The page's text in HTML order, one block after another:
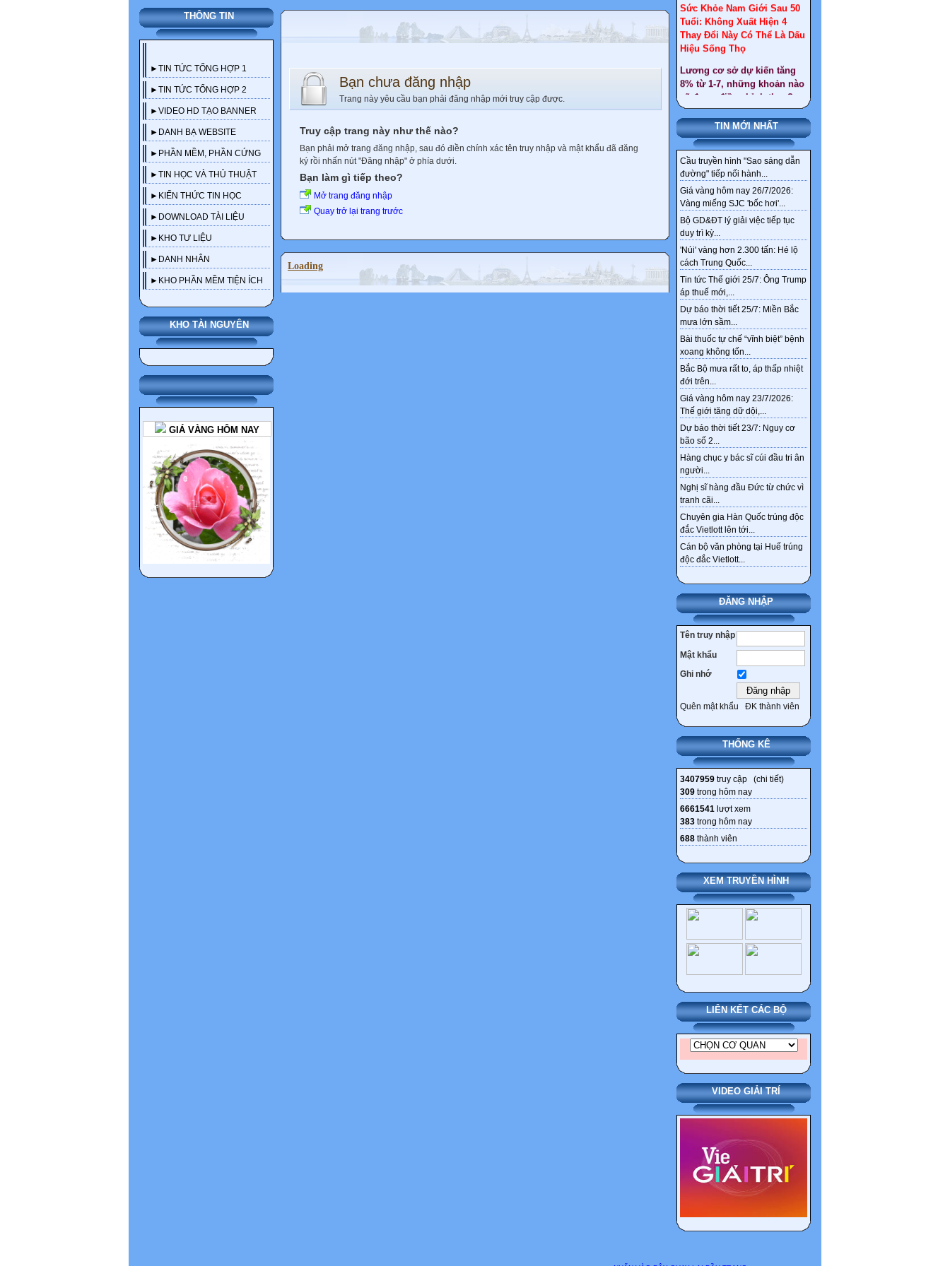
THÔNG TIN
►TIN TỨC TỔNG HỢP 1
►TIN TỨC TỔNG HỢP 2
►VIDEO HD TẠO BANNER
►DANH BẠ WEBSITE
►PHẦN MỀM, PHẦN CỨNG
►TIN HỌC VÀ THỦ THUẬT
►KIẾN THỨC TIN HỌC
►DOWNLOAD TÀI LIỆU
►KHO TƯ LIỆU
►DANH NHÂN
►KHO PHẦN MỀM TIỆN ÍCH
KHO TÀI NGUYÊN
GIÁ VÀNG HÔM NAY
Thay Đổi Này Có Thể Là Dấu
Hiệu Sống Thọ
Lương cơ sở dự kiến tăng
8% từ 1-7, những khoản nào
sẽ được điều chỉnh theo?
Công ty sản sản xuất chíp
lớn nhất thế giới muốn lập
cứ điểm tại Việt Nam
Giáo viên nghỉ hưu trước
tuổi : Điều kiện, quyền lợi
như thế nào ?
Gần 30 tấn vàng ở Tây Bắc
chỉ là một phần kho vàng
ngầm tại Việt Nam
Tổng hợp văn bản sát nhập
xã, huyện đến 2030
Chi tiết tên gọi 126 xã,
phường mới ở Hà Nội sau
sắp xếp
Sức khỏe, bài thuốc hay
Ngân hàng ‘khai tử’
nickname tài khoản từ 1/4
Thêm 4 nhóm được hưởng
chính sách nghỉ hưu trước
tuổi theo Nghị định 178
TIN MỚI NHẤT
Cầu truyền hình "Sao sáng dẫn
đường" tiếp nối hành...
Giá vàng hôm nay 26/7/2026:
Vàng miếng SJC 'bốc hơi'...
Bộ GD&ĐT lý giải việc tiếp tục
duy trì kỳ...
'Núi' vàng hơn 2.300 tấn: Hé lộ
cách Trung Quốc...
Tin tức Thế giới 25/7: Ông Trump
áp thuế mới,...
Dự báo thời tiết 25/7: Miền Bắc
mưa lớn sầm...
Bài thuốc tự chế “vĩnh biệt” bệnh
xoang không tốn...
Bắc Bộ mưa rất to, áp thấp nhiệt
đới trên...
Giá vàng hôm nay 23/7/2026:
Thế giới tăng dữ dội,...
Dự báo thời tiết 23/7: Nguy cơ
bão số 2...
Hàng chục y bác sĩ cúi đầu tri ân
người...
Nghị sĩ hàng đầu Đức từ chức vì
tranh cãi...
Chuyên gia Hàn Quốc trúng độc
đắc Vietlott lên tới...
Cán bộ văn phòng tại Huế trúng
độc đắc Vietlott...
ĐĂNG NHẬP
Tên truy nhập
Mật khẩu
Ghi nhớ
Quên mật khẩu ĐK thành viên
THỐNG KÊ
3407959 truy cập (chi tiết)
309 trong hôm nay
6661541 lượt xem
383 trong hôm nay
688 thành viên
XEM TRUYỀN HÌNH
LIÊN KẾT CÁC BỘ
VIDEO GIẢI TRÍ
Bạn chưa đăng nhập
Trang này yêu cầu bạn phải đăng nhập mới truy cập được.
Truy cập trang này như thế nào?
Bạn phải mở trang đăng nhập, sau đó điền chính xác tên truy nhập và mật khẩu đã đăng
ký rồi nhấn nút "Đăng nhập" ở phía dưới.
Bạn làm gì tiếp theo?
Mở trang đăng nhập
Quay trở lại trang trước
Loading